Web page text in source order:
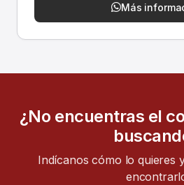
Más
¿No encuentras el
Indícanos cómo lo quieres